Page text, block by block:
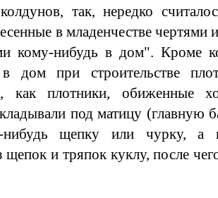
колдунов, так, нередко
в младенчестве чертями
кому-нибудь в дом". Кроме
в дом при строительстве
как плотники, обиженные
под матицу (главную
щепку или чурку, а
щепок и тряпок куклу, после